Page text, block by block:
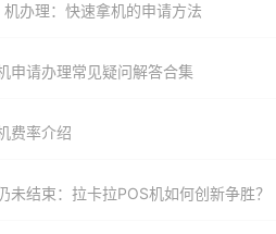
办理：快速拿机的申请方法
申请办理常见疑问解答合集
费率介绍
未结束：拉卡拉POS机如何创新争胜？